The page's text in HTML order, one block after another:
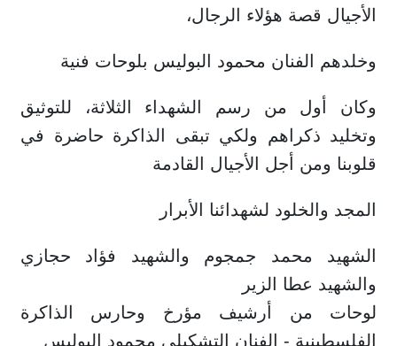
الأجيال قصة هؤلاء الرجال،
وخلدهم الفنان محمود البوليس بلوحات فنية
وكان أول من رسم الشهداء الثلاثة، للتوثيق
وتخليد ذكراهم ولكي تبقى الذاكرة حاضرة في
قلوبنا ومن أجل الأجيال القادمة
المجد والخلود لشهدائنا الأبرار
الشهيد محمد جمجوم والشهيد فؤاد حجازي
والشهيد عطا الزير
لوحات من أرشيف مؤرخ وحارس الذاكرة
الفلسطينية - الفنان التشكيلي محمود البوليس